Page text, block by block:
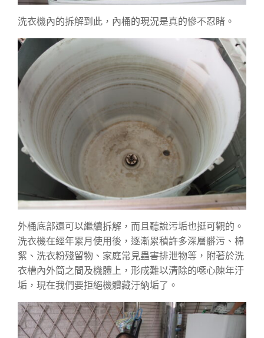
洗衣機內的拆解到此，內桶的現況是真的慘不忍睹。
外桶底部還可以繼續拆解，而且聽說污垢也挺可觀的。
洗衣機在經年累月使用後，逐漸累積許多深層髒污、棉
絮、洗衣粉殘留物、家庭常見蟲害排泄物等，附著於洗
衣槽內外筒之間及機體上，形成難以清除的噁心陳年汙
垢，現在我們要拒絕機體藏汙納垢了。